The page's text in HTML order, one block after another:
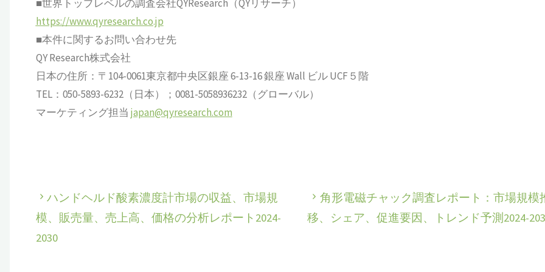
■世界トップレベルの調査会社QYResearch（QYリサーチ）
https://www.qyresearch.co.jp
■本件に関するお問い合わせ先
QY Research株式会社
日本の住所：〒104-0061東京都中央区銀座 6-13-16 銀座 Wall ビル UCF５階
TEL：050-5893-6232（日本）；0081-5058936232（グローバル）
マーケティング担当 japan@qyresearch.com
ハンドヘルド酸素濃度計市場の収益、市場規
模、販売量、売上高、価格の分析レポート2024-
2030
角形電磁チャック調査レポート：市場規模
移、シェア、促進要因、トレンド予測2024-